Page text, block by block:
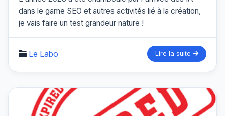
dans le game SEO et autres activités lié à la création,
je vais faire un test grandeur nature !
Le Labo Lire la suite